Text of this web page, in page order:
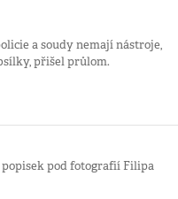
a soudy nemají nástroje,
přišel průlom.
pod fotografií Filipa